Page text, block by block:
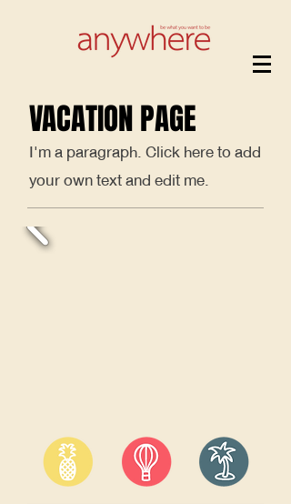
VACATION PAGE
I'm a paragraph. Click here to add
your own text and edit me.